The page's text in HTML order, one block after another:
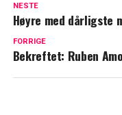
NESTE
Høyre med dårligste
FORRIGE
Bekreftet: Ruben